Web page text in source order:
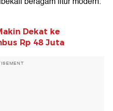
Dekat ke
Rp 48 Juta